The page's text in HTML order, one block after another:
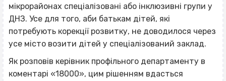
мікрорайонах спеціалізовані або інклюзивні групи у
ДНЗ. Усе для того, аби батькам дітей, які
потребують корекції розвитку, не доводилося через
усе місто возити дітей у спеціалізований заклад.
Як розповів керівник профільного департаменту в
коментарі «18000», цим рішенням вдасться